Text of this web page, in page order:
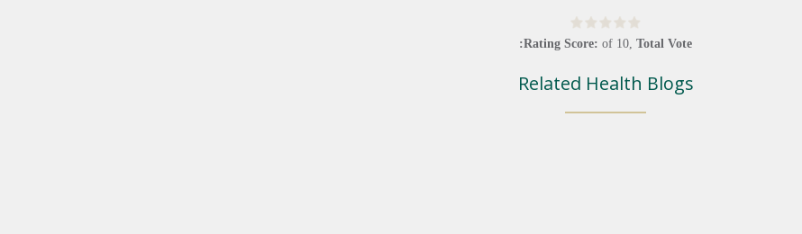
Rating Score: of 10 Total Vote:
Related Health Blogs